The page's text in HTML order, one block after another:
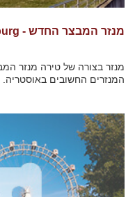
מנזר המבצר החדש - Stift Klosterneuburg
מנזר בצורה של טירה מנזר
המנזרים החשובים באוסטריה.